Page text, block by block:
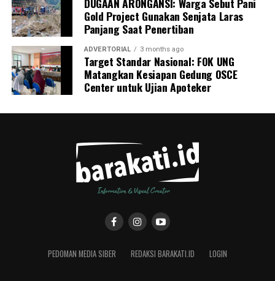
Gold Project Gunakan Senjata Laras
Panjang Saat Penertiban
ADVERTORIAL 3 months ago
Target Standar Nasional: FOK UNG
Matangkan Kesiapan Gedung OSCE
Center untuk Ujian Apoteker
PEDOMAN MEDIA SIBER REDAKSI BARAKATI.ID LOGIN